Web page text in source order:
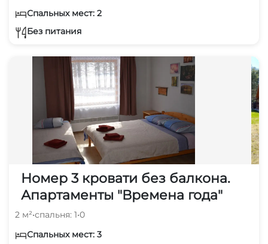
Спальных мест: 2
Без питания
Номер 3 кровати без балкона.
Апартаменты "Времена года"
2 м²•спальня: 1•0
Спальных мест: 3